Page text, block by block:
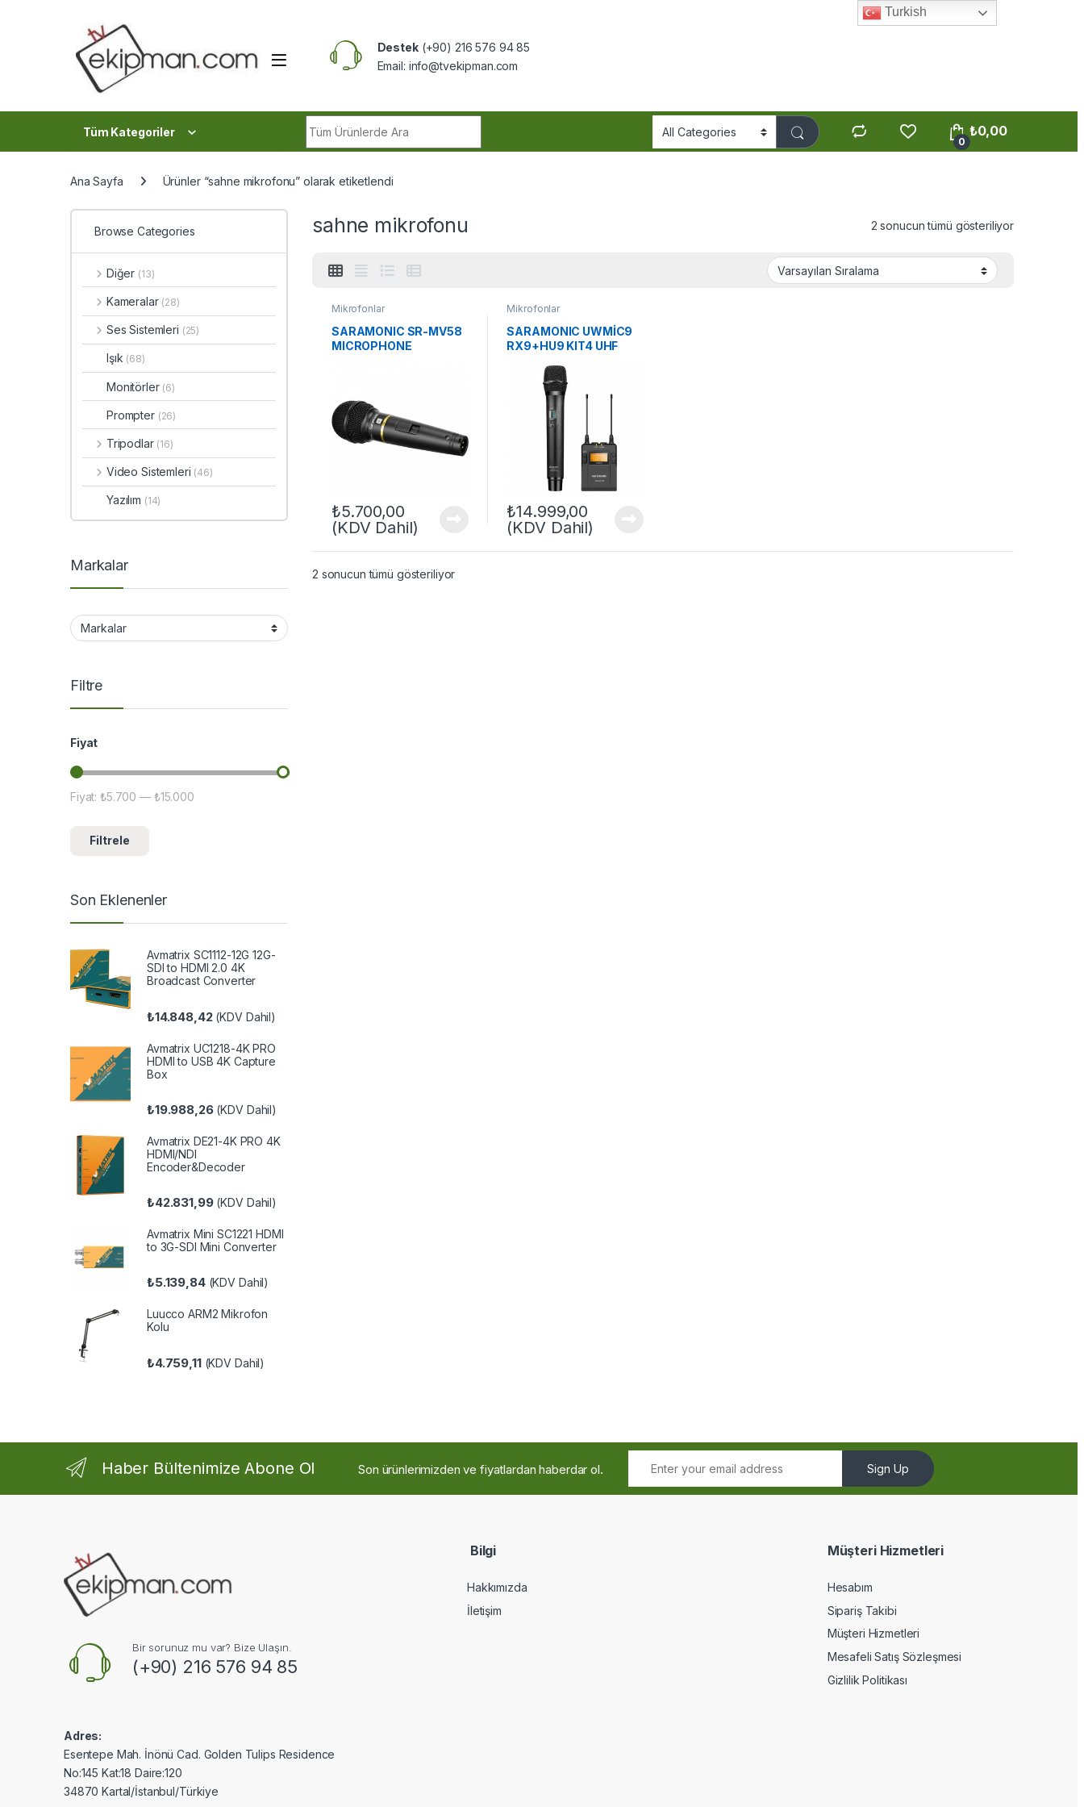
Destek(+90) 216 576 94 85
Email: info@tvekipman.com
Tüm Kategoriler
0
₺0,00
Ana Sayfa Ürünler “sahne mikrofonu” olarak etiketlendi
sahne mikrofonu 2 sonucun tümü gösteriliyor
Mikrofonlar
SARAMONIC SR-MV58
MICROPHONE
₺5.700,00
(KDV Dahil)
Mikrofonlar
SARAMONIC UWMİC9
RX9+HU9 KIT4 UHF
MICROPHONE
₺14.999,00
(KDV Dahil)
2 sonucun tümü gösteriliyor
Browse Categories
Diğer (13)
Kameralar (28)
Ses Sistemleri (25)
Işık (68)
Monitörler (6)
Prompter (26)
Tripodlar (16)
Video Sistemleri (46)
Yazılım (14)
Markalar
Filtre
Fiyat
En düşük fiyat
En yüksek fiyat
Filtrele
Fiyat:₺5.700 — ₺15.000
Son Eklenenler
Avmatrix SC1112-12G 12G-
SDI to HDMI 2.0 4K
Broadcast Converter
₺14.848,42(KDV Dahil)
Avmatrix UC1218-4K PRO
HDMI to USB 4K Capture
Box
₺19.988,26(KDV Dahil)
Avmatrix DE21-4K PRO 4K
HDMI/NDI
Encoder&Decoder
₺42.831,99(KDV Dahil)
Avmatrix Mini SC1221 HDMI
to 3G-SDI Mini Converter
₺5.139,84(KDV Dahil)
Luucco ARM2 Mikrofon
Kolu
₺4.759,11(KDV Dahil)
Haber Bültenimize Abone Ol Son ürünlerimizden ve fiyatlardan haberdar ol. Sign Up
Bir sorunuz mu var? Bize Ulaşın.
(+90) 216 576 94 85
Adres:
Esentepe Mah. İnönü Cad. Golden Tulips Residence
No:145 Kat:18 Daire:120
34870 Kartal/İstanbul/Türkiye
Bilgi
Hakkımızda
İletişim
Müşteri Hizmetleri
Hesabım
Sipariş Takibi
Müşteri Hizmetleri
Mesafeli Satış Sözleşmesi
Gizlilik Politikası
Turkish